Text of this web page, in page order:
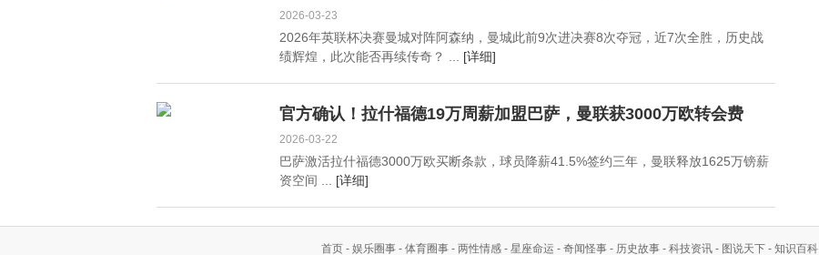
2026-03-23
2026年英联杯决赛曼城对阵阿森纳，曼城此前9次进决赛8次夺冠，近7次全胜，历史战
绩辉煌，此次能否再续传奇？ ... [详细]
官方确认！拉什福德19万周薪加盟巴萨，曼联获3000万欧转会费
2026-03-22
巴萨激活拉什福德3000万欧买断条款，球员降薪41.5%签约三年，曼联释放1625万镑薪
资空间 ... [详细]
首页 - 娱乐圈事 - 体育圈事 - 两性情感 - 星座命运 - 奇闻怪事 - 历史故事 - 科技资讯 - 图说天下 - 知识百科